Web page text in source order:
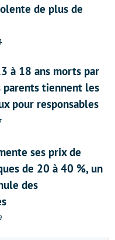
de plus de
à 18 ans morts par
parents tiennent les
pour responsables
ses prix de
de 20 à 40 %, un
des